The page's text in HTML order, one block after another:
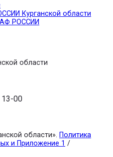
Курганской области
РОССИИ
области
00
области». Политика
и Приложение 1 /